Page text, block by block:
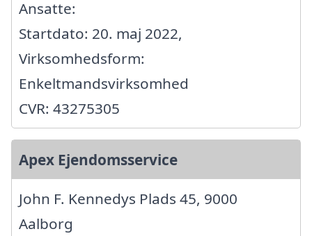
Ansatte:
Startdato: 20. maj 2022,
Virksomhedsform:
Enkeltmandsvirksomhed
CVR: 43275305
Apex Ejendomsservice
John F. Kennedys Plads 45, 9000
Aalborg